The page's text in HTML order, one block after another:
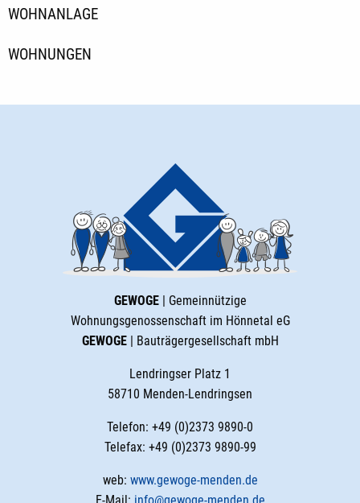
WOHNANLAGE
WOHNUNGEN
GEWOGE| Gemeinnützige
Wohnungsgenossenschaft im Hönnetal eG
GEWOGE| Bauträgergesellschaft mbH
Lendringser Platz 1
58710 Menden-Lendringsen
Telefon: +49 (0)2373 9890-0
Telefax: +49 (0)2373 9890-99
web: www.gewoge-menden.de